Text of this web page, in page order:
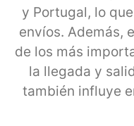
y Portugal, lo
envíos. Además,
de los más
la llegada y
también influye